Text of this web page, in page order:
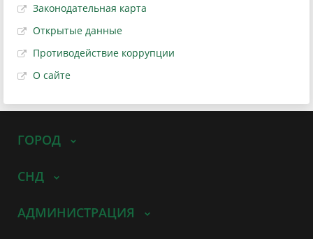
Законодательная карта
Открытые данные
Противодействие коррупции
О сайте
ГОРОД
СНД
АДМИНИСТРАЦИЯ